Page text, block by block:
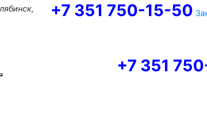
+7 351 750-15-50
+7 351